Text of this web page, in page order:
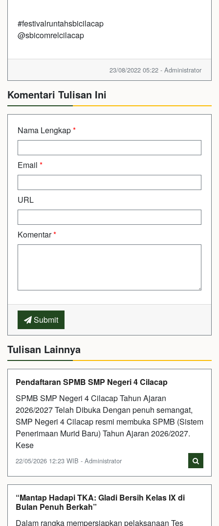
#festivalruntahsbicilacap
@sbicomrelcilacap
23/08/2022 05:22 - Administrator
Komentari Tulisan Ini
Nama Lengkap*
Email *
URL
Komentar*
Submit
Tulisan Lainnya
Pendaftaran SPMB SMP Negeri 4 Cilacap
SPMB SMP Negeri 4 Cilacap Tahun Ajaran
2026/2027 Telah Dibuka Dengan penuh semangat,
SMP Negeri 4 Cilacap resmi membuka SPMB (Sistem
Penerimaan Murid Baru) Tahun Ajaran 2026/2027.
Kese
22/05/2026 12:23 WIB - Administrator
“Mantap Hadapi TKA: Gladi Bersih Kelas IX di
Bulan Penuh Berkah”
Dalam rangka mempersiapkan pelaksanaan Tes